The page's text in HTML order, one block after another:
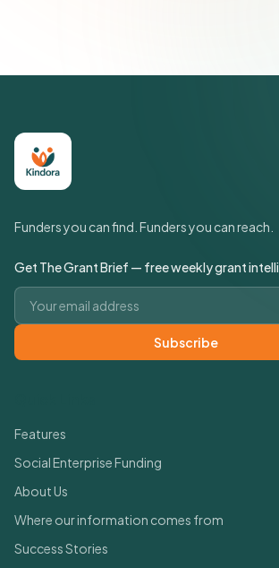
Funders you can find. Funders you can reach.
Get The Grant Brief — free weekly grant
Email address
Subscribe
Features
Social Enterprise Funding
About Us
Where our information comes from
Success Stories